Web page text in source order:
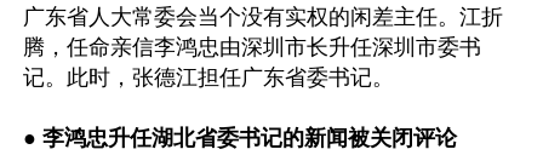
广东省人大常委会当个没有实权的闲差主任。江折
腾，任命亲信李鸿忠由深圳市长升任深圳市委书
记。此时，张德江担任广东省委书记。
● 李鸿忠升任湖北省委书记的新闻被关闭评论